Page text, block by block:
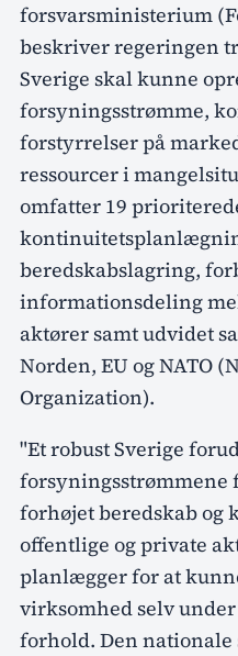
forsvarsministerium
beskriver regeringen
Sverige skal kunne
forsyningsstrømme,
forstyrrelser på
ressourcer i
omfatter 19
beredskabslagring,
informationsdeling
aktører samt udvidet
Norden, EU og NATO
Organization).
"Et robust Sverige
forhøjet beredskab og
offentlige og private
planlægger for at
virksomhed selv
forhold. Den